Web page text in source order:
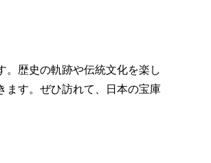
。歴史の軌跡や伝統文化を楽し
ます。ぜひ訪れて、日本の宝庫